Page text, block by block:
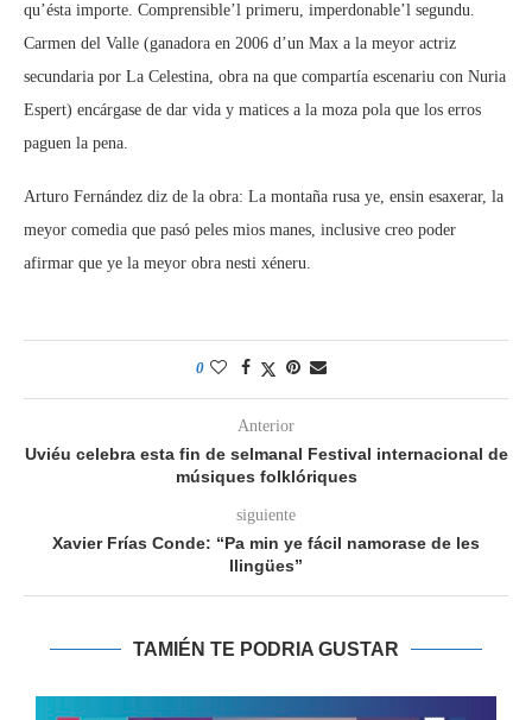
qu’ésta importe. Comprensible’l primeru, imperdonable’l segundu.
Carmen del Valle (ganadora en 2006 d’un Max a la meyor actriz
secundaria por La Celestina, obra na que compartía escenariu con Nuria
Espert) encárgase de dar vida y matices a la moza pola que los erros
paguen la pena.
Arturo Fernández diz de la obra: La montaña rusa ye, ensin esaxerar, la
meyor comedia que pasó peles mios manes, inclusive creo poder
afirmar que ye la meyor obra nesti xéneru.
0
Anterior
Uviéu celebra esta fin de selmanal Festival internacional de
músiques folklóriques
siguiente
Xavier Frías Conde: “Pa min ye fácil namorase de les
llingües”
TAMIÉN TE PODRIA GUSTAR